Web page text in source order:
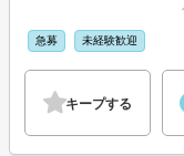
急募 未経験歓迎
キープする